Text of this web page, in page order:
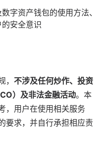
数字资产钱包的使用方法、
安全意识
不涉及任何炒作、投资
）及非法金融活动。本
，用户在使用相关服务
要求，并自行承担相应责